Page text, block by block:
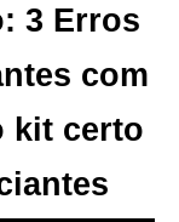
3 Erros
com
kit certo